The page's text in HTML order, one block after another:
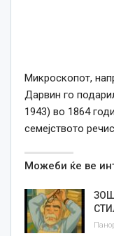
Микроскопот,
Дарвин го
1943) во 1864
семејството
Можеби ќе ве